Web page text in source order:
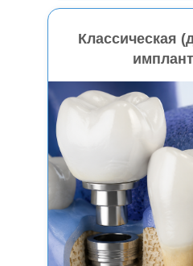
Классическая